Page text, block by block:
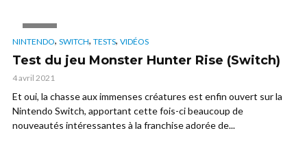
NINTENDO, SWITCH, TESTS, VIDÉOS
Test du jeu Monster Hunter Rise (Switch)
4 avril 2021
Et oui, la chasse aux immenses créatures est enfin ouvert sur la
Nintendo Switch, apportant cette fois-ci beaucoup de
nouveautés intéressantes à la franchise adorée de...